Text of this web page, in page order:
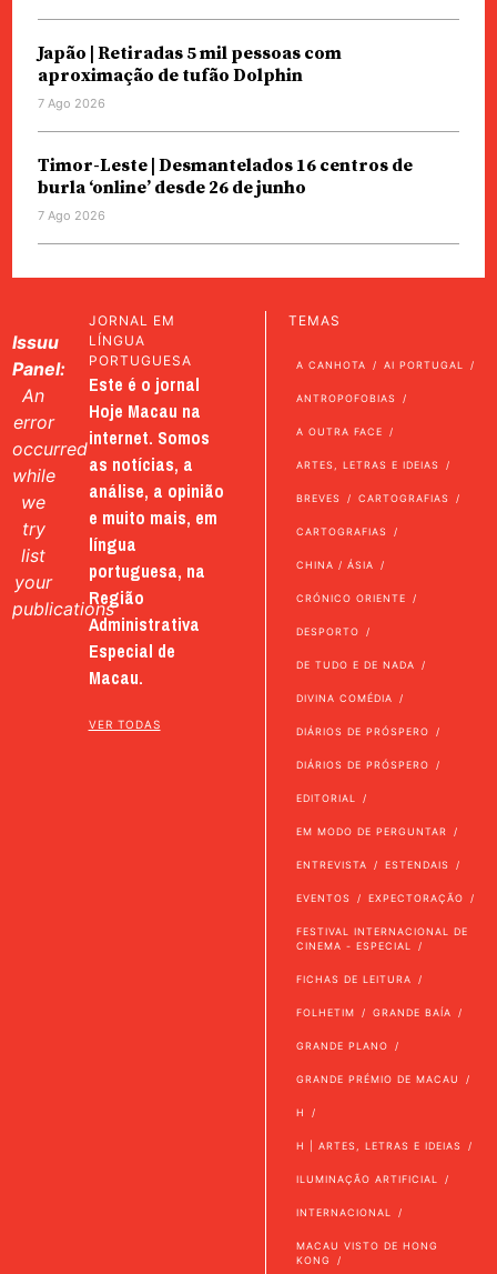
Japão | Retiradas 5 mil pessoas com
aproximação de tufão Dolphin
7 Ago 2026
Timor-Leste | Desmantelados 16 centros de
burla ‘online’ desde 26 de junho
7 Ago 2026
Issuu
Panel:
An
error
occurred
while
we
try
list
your
publications
JORNAL EM
LÍNGUA
PORTUGUESA
Este é o jornal
Hoje Macau na
internet. Somos
as notícias, a
análise, a opinião
e muito mais, em
língua
portuguesa, na
Região
Administrativa
Especial de
Macau.
VER TODAS
TEMAS
A CANHOTA AI PORTUGAL
ANTROPOFOBIAS
A OUTRA FACE
ARTES, LETRAS E IDEIAS
BREVES CARTOGRAFIAS
CARTOGRAFIAS
CHINA / ÁSIA
CRÓNICO ORIENTE
DESPORTO
DE TUDO E DE NADA
DIVINA COMÉDIA
DIÁRIOS DE PRÓSPERO
DIÁRIOS DE PRÓSPERO
EDITORIAL
EM MODO DE PERGUNTAR
ENTREVISTA ESTENDAIS
EVENTOS EXPECTORAÇÃO
FESTIVAL INTERNACIONAL DE
CINEMA - ESPECIAL
FICHAS DE LEITURA
FOLHETIM GRANDE BAÍA
GRANDE PLANO
GRANDE PRÉMIO DE MACAU
H
H | ARTES, LETRAS E IDEIAS
ILUMINAÇÃO ARTIFICIAL
INTERNACIONAL
MACAU VISTO DE HONG
KONG